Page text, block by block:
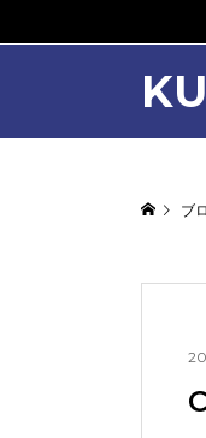
ブ